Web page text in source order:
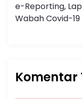
e-Reporting,
Wabah Covid-19
Komentar